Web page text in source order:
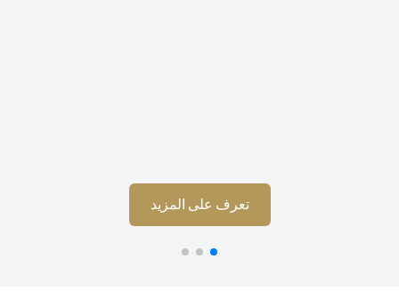
تعرف على المزيدopens in a new tab